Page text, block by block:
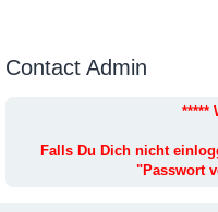
Contact Admin
*****
Falls Du Dich nicht
"Passwort